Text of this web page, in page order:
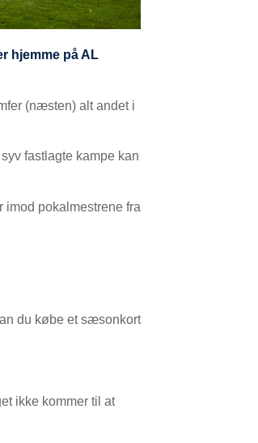
hjemme på AL
(næsten) alt andet i
fastlagte kampe kan
imod pokalmestrene fra
du købe et sæsonkort
ikke kommer til at